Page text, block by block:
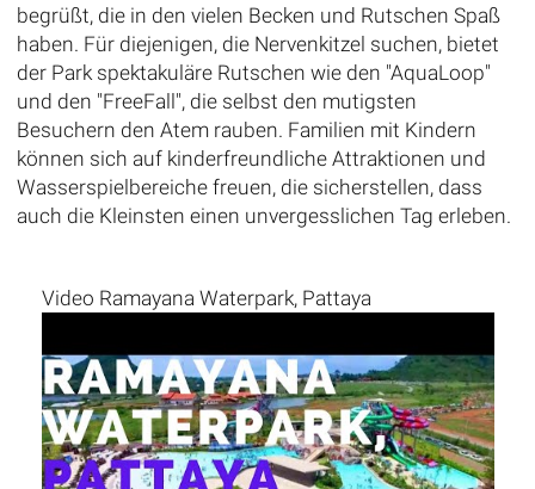
begrüßt, die in den vielen Becken und Rutschen Spaß
haben. Für diejenigen, die Nervenkitzel suchen, bietet
der Park spektakuläre Rutschen wie den "AquaLoop"
und den "FreeFall", die selbst den mutigsten
Besuchern den Atem rauben. Familien mit Kindern
können sich auf kinderfreundliche Attraktionen und
Wasserspielbereiche freuen, die sicherstellen, dass
auch die Kleinsten einen unvergesslichen Tag erleben.
Video Ramayana Waterpark, Pattaya